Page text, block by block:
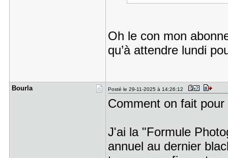
Oh le con mon
qu’à attendre lundi
Bourla Posté le 29-11-2025 à 14:26:12
Comment on fait
J'ai la "Formule
annuel au dernier